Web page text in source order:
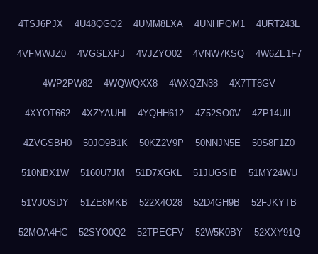
4TSJ6PJX 4U48QGQ2 4UMM8LXA 4UNHPQM1 4URT243L
4VFMWJZ0 4VGSLXPJ 4VJZYO02 4VNW7KSQ 4W6ZE1F7
4WP2PW82 4WQWQXX8 4WXQZN38 4X7TT8GV
4XYOT662 4XZYAUHI 4YQHH612 4Z52SO0V 4ZP14UIL
4ZVGSBH0 50JO9B1K 50KZ2V9P 50NNJN5E 50S8F1Z0
510NBX1W 5160U7JM 51D7XGKL 51JUGSIB 51MY24WU
51VJOSDY 51ZE8MKB 522X4O28 52D4GH9B 52FJKYTB
52MOA4HC 52SYO0Q2 52TPECFV 52W5K0BY 52XXY91Q